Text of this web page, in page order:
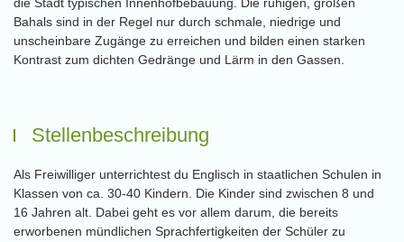
Bahals sind in der Regel nur durch schmale, niedrige und
unscheinbare Zugänge zu erreichen und bilden einen starken
Kontrast zum dichten Gedränge und Lärm in den Gassen.
Stellenbeschreibung
Als Freiwilliger unterrichtest du Englisch in staatlichen Schulen in
Klassen von ca. 30-40 Kindern. Die Kinder sind zwischen 8 und
16 Jahren alt. Dabei geht es vor allem darum, die bereits
erworbenen mündlichen Sprachfertigkeiten der Schüler zu